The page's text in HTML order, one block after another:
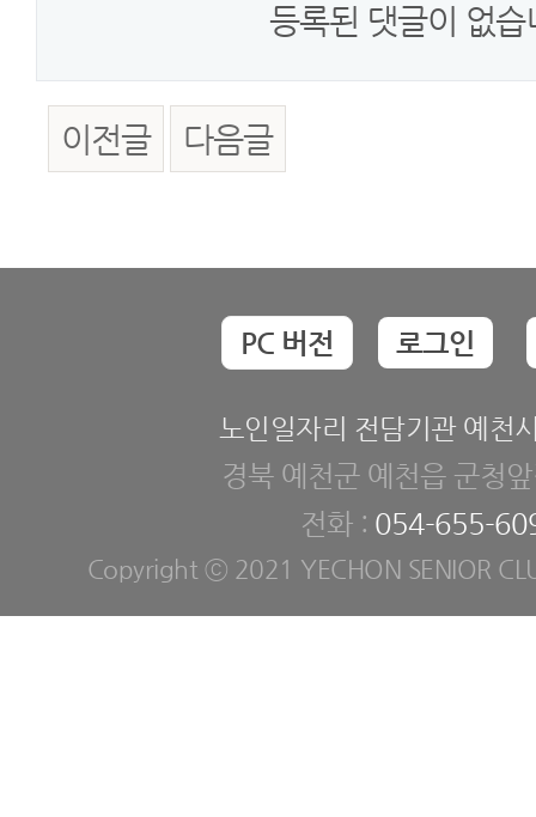
등록된 댓글이 없습
이전글 다음글
PC 버전 로그인
노인일자리 전담기관 예천
경북 예천군 예천읍 군청
전화 : 054-655-
Copyright ⓒ 2021 YECHON SENIOR